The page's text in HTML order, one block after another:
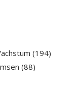
(194)
(88)